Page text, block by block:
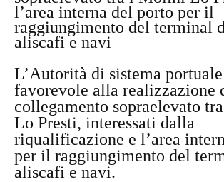
l’area interna del porto per il
raggiungimento del terminal
aliscafi e navi
L’Autorità di sistema
favorevole alla realizzazione
collegamento sopraelevato
Lo Presti, interessati dalla
riqualificazione e l’area
per il raggiungimento del
aliscafi e navi.